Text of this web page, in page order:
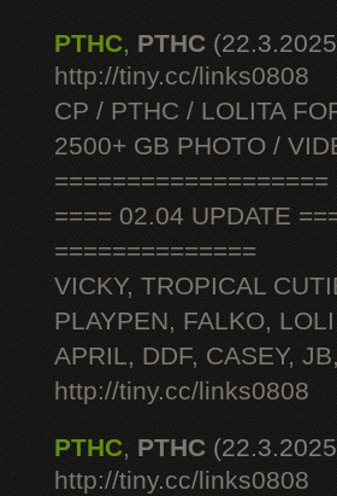
PTHC, PTHC
http://tiny.cc/links0808
CP / PTHC / LOLITA
2500+ GB PHOTO /
===================
==== 02.04 UPDATE
==============
VICKY, TROPICAL
PLAYPEN, FALKO,
APRIL, DDF, CASEY,
http://tiny.cc/links0808
PTHC, PTHC
http://tiny.cc/links0808